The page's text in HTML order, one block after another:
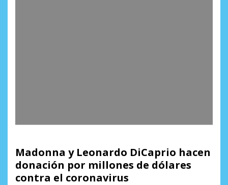
Madonna y Leonardo DiCaprio hacen
donación por millones de dólares
contra el coronavirus